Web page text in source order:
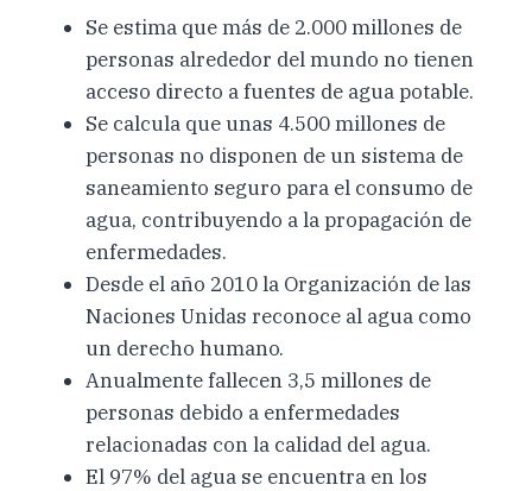
Se estima que más de 2.000 millones de
personas alrededor del mundo no tienen
acceso directo a fuentes de agua potable.
Se calcula que unas 4.500 millones de
personas no disponen de un sistema de
saneamiento seguro para el consumo de
agua, contribuyendo a la propagación de
enfermedades.
Desde el año 2010 la Organización de las
Naciones Unidas reconoce al agua como
un derecho humano.
Anualmente fallecen 3,5 millones de
personas debido a enfermedades
relacionadas con la calidad del agua.
El 97% del agua se encuentra en los